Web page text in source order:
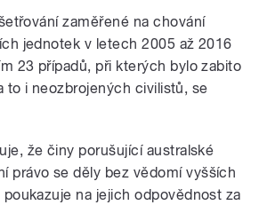
zaměřené na chování
jednotek v letech 2005 až 2016
23 případů, při kterých bylo zabito
to i neozbrojených civilistů, se
že činy porušující australské
právo se děly bez vědomí vyšších
na jejich odpovědnost za